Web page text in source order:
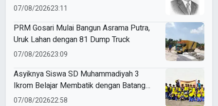
07/08/202623:11
PRM Gosari Mulai Bangun Asrama Putra,
Uruk Lahan dengan 81 Dump Truck
07/08/202623:09
Asyiknya Siswa SD Muhammadiyah 3
Ikrom Belajar Membatik dengan Batang
Pakcoy
07/08/202622:58